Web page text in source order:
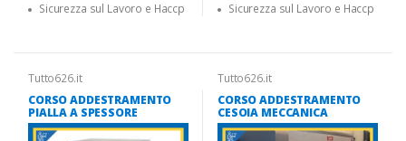
Sicurezza sul Lavoro e Haccp Sicurezza sul Lavoro e Haccp
Tutto626.it
CORSO ADDESTRAMENTO
PIALLA A SPESSORE
Tutto626.it
CORSO ADDESTRAMENTO
CESOIA MECCANICA